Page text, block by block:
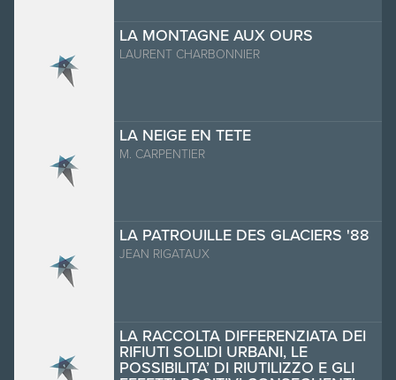
LA MONTAGNE AUX OURS
LAURENT CHARBONNIER
LA NEIGE EN TETE
M. CARPENTIER
LA PATROUILLE DES GLACIERS '88
JEAN RIGATAUX
LA RACCOLTA DIFFERENZIATA DEI
RIFIUTI SOLIDI URBANI, LE
POSSIBILITA’ DI RIUTILIZZO E GLI